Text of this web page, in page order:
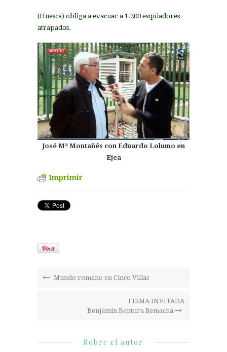
(Huesca) obliga a evacuar a 1.200 esquiadores
atrapados.
José Mª Montañés con Eduardo Lolumo en
Ejea
Imprimir
Mundo romano en Cinco Villas
FIRMA INVITADA
Benjamín Bentura Remacha
Sobre el autor